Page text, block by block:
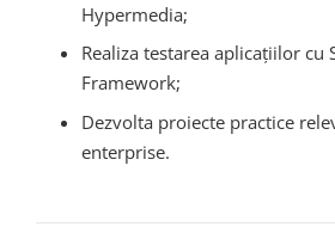
Hypermedia;
Realiza testarea aplicațiilor cu
Framework;
Dezvolta proiecte practice
enterprise.